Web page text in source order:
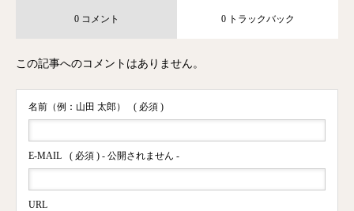
0 コメント 0 トラックバック
この記事へのコメントはありません。
名前（例：山田 太郎） ( 必須 )
E-MAIL ( 必須 ) - 公開されません -
URL